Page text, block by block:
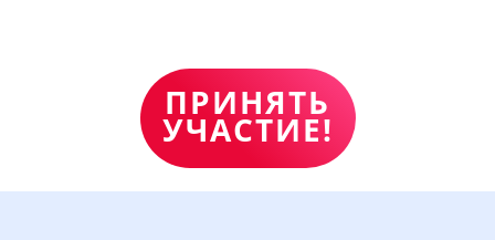
ПРИНЯТЬ
УЧАСТИЕ!